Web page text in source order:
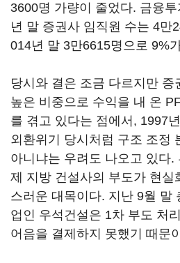
3600명 가량이 줄었다. 금융
년 말 증권사 임직원 수는 4만
014년 말 3만6615명으로 9%
당시와 결은 조금 다르지만
높은 비중으로 수익을 내 온
를 겪고 있다는 점에서, 1997
외환위기 당시처럼 구조 조정
아니냐는 우려도 나오고 있다.
제 지방 건설사의 부도가 현실
스러운 대목이다. 지난 9월 말
업인 우석건설은 1차 부도 처
어음을 결제하지 못했기 때문